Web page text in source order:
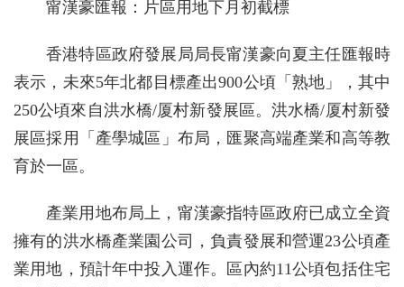
甯漢豪匯報：片區用地下月初截標
香港特區政府發展局局長甯漢豪向夏主任匯報時
表示，未來5年北都目標產出900公頃「熟地」，其中
250公頃來自洪水橋/厦村新發展區。洪水橋/厦村新發
展區採用「產學城區」布局，匯聚高端產業和高等教
育於一區。
產業用地布局上，甯漢豪指特區政府已成立全資
擁有的洪水橋產業園公司，負責發展和營運23公頃產
業用地，預計年中投入運作。區內約11公頃包括住宅